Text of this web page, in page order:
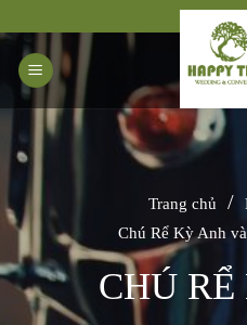
qua
nội
dung
Trang chủ /
Chú Rể Kỳ Anh
CHÚ